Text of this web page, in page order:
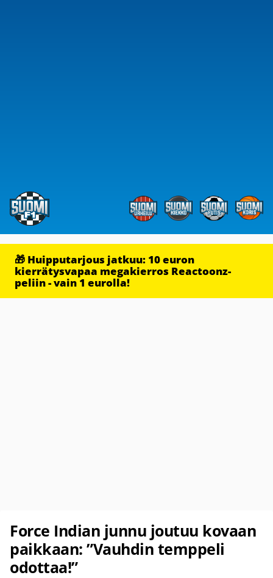
🎁 Huipputarjous jatkuu: 10 euron
kierrätysvapaa megakierros Reactoonz-
peliin - vain 1 eurolla!
Force Indian junnu joutuu kovaan
paikkaan: ”Vauhdin temppeli
odottaa!”